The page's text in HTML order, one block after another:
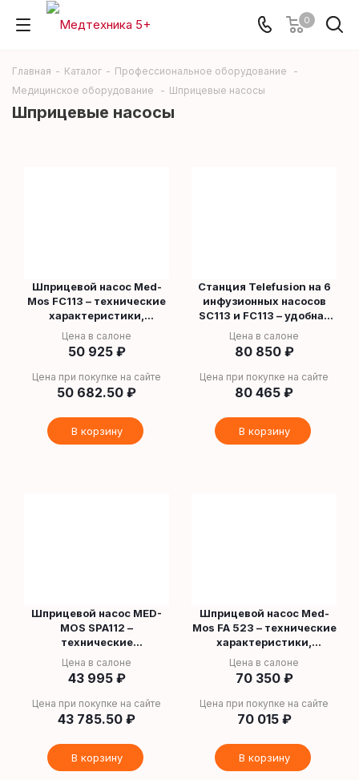
0
Главная - Каталог - Профессиональное оборудование
-
Медицинское оборудование
- Шприцевые насосы
Шприцевые насосы
Шприцевой насос Med-
Mos FC113 – технические
характеристики,
инструкция и
применение
Цена в салоне
50 925₽
Цена при покупке на сайте
50 682.50 ₽
В корзину
Станция Telefusion на 6
инфузионных насосов
SC113 и FC113 – удобная
модульная конструкция
Цена в салоне
80 850₽
Цена при покупке на сайте
80 465 ₽
В корзину
Шприцевой насос MED-
MOS SPA112 –
технические
характеристики,
инструкция и
применение
Цена в салоне
43 995₽
Цена при покупке на сайте
43 785.50 ₽
В корзину
Шприцевой насос Med-
Mos FA 523 – технические
характеристики,
инструкция и
применение
Цена в салоне
70 350₽
Цена при покупке на сайте
70 015₽
В корзину